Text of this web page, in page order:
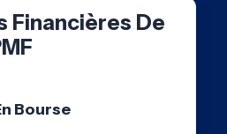
Financières De
Bourse